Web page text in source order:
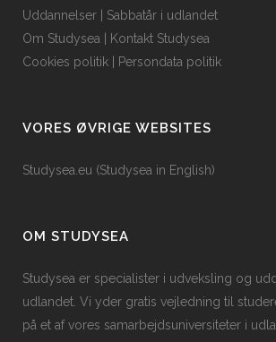
Uddannelser
Sabbatår i udlandet
Om Studysea
Kontakt Studysea
Cookies politik
Persondata politik
VORES ØVRIGE WEBSITES
Studysea.eu (Studysea in English)
OM STUDYSEA
Studysea er specialister i udveksling og
udlandet. Vi yder gratis vejledning til
på et af vores samarbejdsuniversiteter i